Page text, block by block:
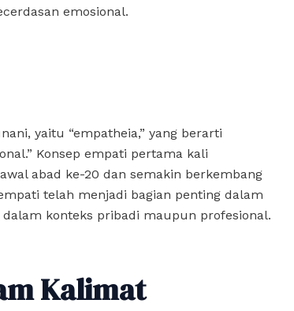
emosional.
yaitu “empatheia,” yang berarti
Konsep empati pertama kali
abad ke-20 dan semakin berkembang
telah menjadi bagian penting dalam
konteks pribadi maupun profesional.
Kalimat